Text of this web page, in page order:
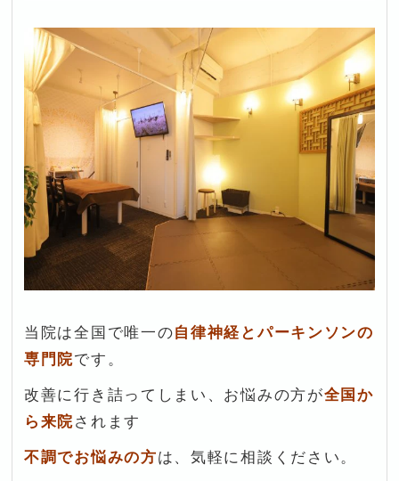
当院は全国で唯一の自律神経とパーキンソンの
専門院です。
改善に行き詰ってしまい、お悩みの方が全国か
ら来院されます
不調でお悩みの方は、気軽に相談ください。